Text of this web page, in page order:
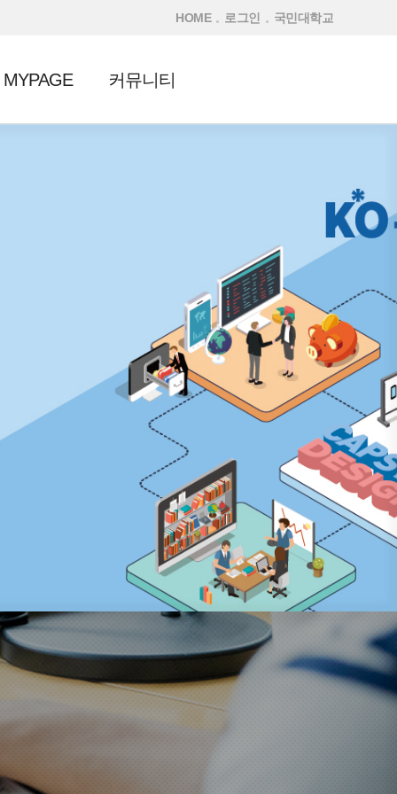
HOME 로그인 국민대학교
MYPAGE 커뮤니티